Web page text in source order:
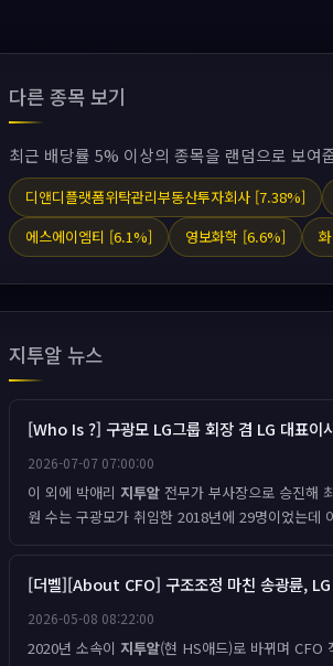
다른 종목 보기
최근 배당률 5% 이상의 종목을 랜덤으로 보여
디앤디플랫폼위탁관리부동산투자회사 [7.38%]
에스에이엠티 [6.1%]
영보화학 [6.6%]
지투알 뉴스
[Who Is ?] 구광모 LG그룹 회장 겸 LG 대표이
2026-07-07 07:00:00
이 외에 박애리 지투알 전무가 부사장으로 승진해
원 수는 구광모가 취임한 2018년에 29명이었는데
[더벨][About CFO] 구조조정 마친 송광륜, LG
2026-05-08 08:22:00
2020년 소속이 지투알(현 HS애드)로 바뀌며 CFO